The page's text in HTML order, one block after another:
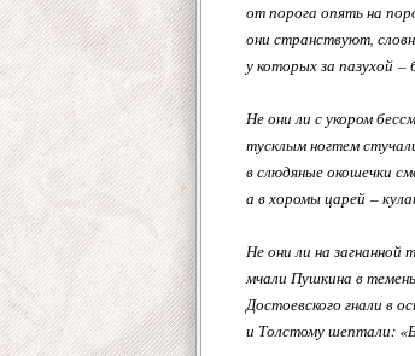
от порога опять на
они странствуют,
у которых за пазухой –
Не они ли с укором
тусклым ногтем
в слюдяные окошечки
а в хоромы царей –
Не они ли на загнанной
мчали Пушкина в
Достоевского гнали в
и Толстому шептали: